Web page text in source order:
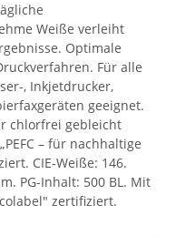
Weiße verleiht
Optimale
Für alle
, Inkjetdrucker,
geeignet.
chlorfrei gebleicht
– für nachhaltige
CIE-Weiße: 146.
PG-Inhalt: 500 BL. Mit
zertifiziert.